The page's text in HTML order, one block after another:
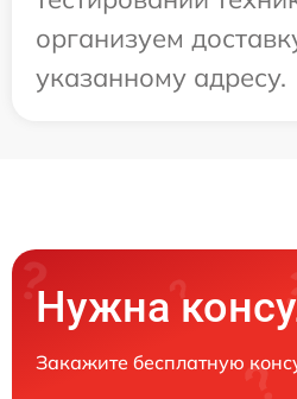
организуем
указанному адресу.
Нужна
Закажите бесплатную